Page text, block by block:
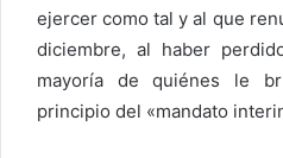
ejercer como tal y al que
diciembre, al haber
mayoría de quiénes le
principio del «mandato